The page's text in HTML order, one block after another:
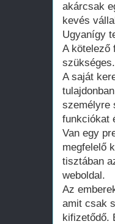
akárcsak
kevés
Ugyanígy
A kötelező
szükséges.
A saját
személyre
funkciókat
Van egy
megfelelő
tisztában
weboldal.
Az
amit csak
kifizetődő.